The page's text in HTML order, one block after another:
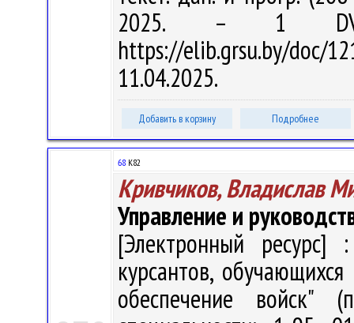
2025. – 1
https://elib.grsu.by/doc/
11.04.2025.
Добавить в корзину Подробнее
68 К82
Кривчиков, Владислав
Управление и
[Электронный ресурс]
курсантов,
обеспечение войск"